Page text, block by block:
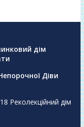
дім
Діви
Реколекційний дім